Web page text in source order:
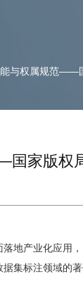
与权属规范——
家版权
地产业化应用
集标注领域的